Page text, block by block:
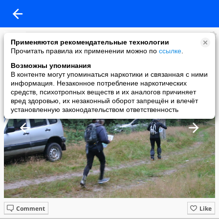
Применяются рекомендательные технологии
Прочитать правила их применении можно по ссылке
Возможны упоминания
В контенте могут упоминаться наркотики и связанная с ними
информация. Незаконное потребление наркотических
средств, психотропных веществ и их аналогов причиняет
вред здоровью, их незаконный оборот запрещён и влечёт
установленную законодательством ответственность
KAA
added a photo
09 Aug в 19:09
Like
Comment